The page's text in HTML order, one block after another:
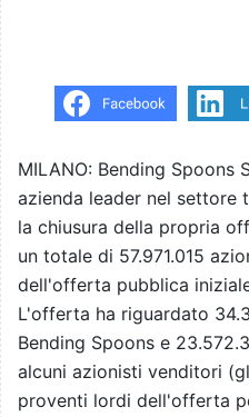
MILANO: Bending Spoons
azienda leader nel settore
la chiusura della propria
un totale di 57.971.015
dell'offerta pubblica
L'offerta ha riguardato
Bending Spoons e
alcuni azionisti venditori
proventi lordi dell'offerta